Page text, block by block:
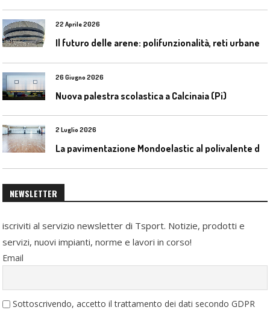
22 Aprile 2026
26 Giugno 2026
Nuova palestra scolastica a Calcinaia (Pi)
2 Luglio 2026
NEWSLETTER
iscriviti al servizio newsletter di Tsport. Notizie, prodotti e
servizi, nuovi impianti, norme e lavori in corso!
Email
Sottoscrivendo, accetto il trattamento dei dati secondo GDPR